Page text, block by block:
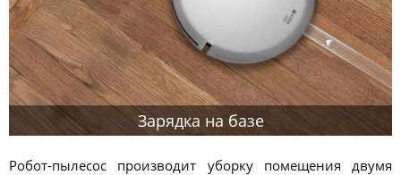
Зарядка на базе
Робот-пылесос производит уборку помещения двумя